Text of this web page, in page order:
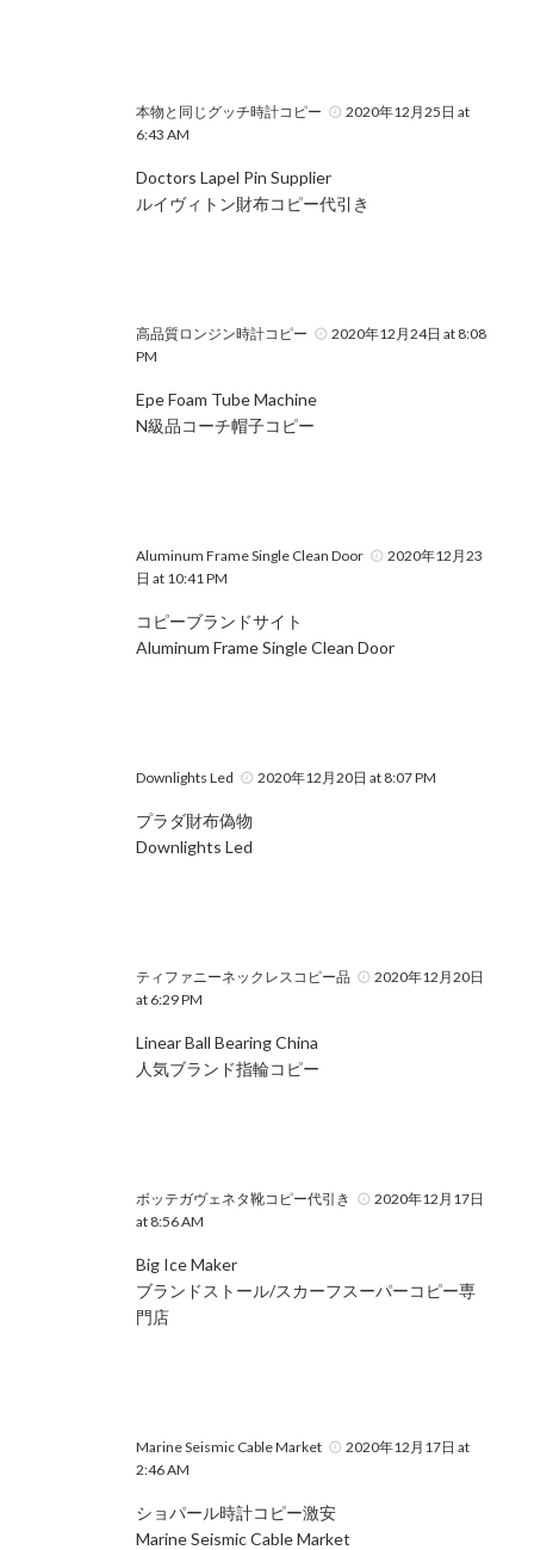
本物と同じグッチ時計コピー
2020年12月25日 at
6:43 AM
Doctors Lapel Pin Supplier
ルイヴィトン財布コピー代引き
高品質ロンジン時計コピー
2020年12月24日 at 8:08
PM
Epe Foam Tube Machine
N級品コーチ帽子コピー
Aluminum Frame Single Clean Door
2020年12月23
日 at 10:41 PM
コピーブランドサイト
Aluminum Frame Single Clean Door
Downlights Led 2020年12月20日 at 8:07 PM
プラダ財布偽物
Downlights Led
ティファニーネックレスコピー品
2020年12月20日
at 6:29 PM
Linear Ball Bearing China
人気ブランド指輪コピー
ボッテガヴェネタ靴コピー代引き
2020年12月17日
at 8:56 AM
Big Ice Maker
ブランドストール/スカーフスーパーコピー専
門店
Marine Seismic Cable Market
2020年12月17日 at
2:46 AM
ショパール時計コピー激安
Marine Seismic Cable Market